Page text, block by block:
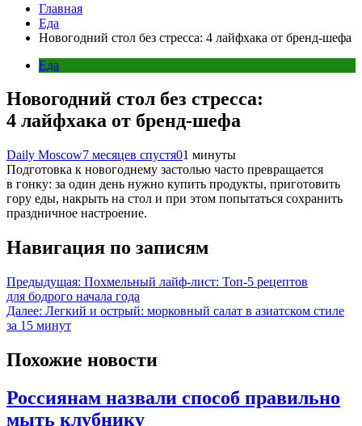
Главная
Еда
Новогодний стол без стресса: 4 лайфхака от бренд-шефа
Еда
Новогодний стол без стресса:
4 лайфхака от бренд-шефа
Daily Moscow7 месяцев спустя01 минуты
Подготовка к новогоднему застолью часто превращается
в гонку: за один день нужно купить продукты, приготовить
гору еды, накрыть на стол и при этом попытаться сохранить
праздничное настроение.
Навигация по записям
Предыдущая: Похмельный лайф-лист: Топ-5 рецептов
для бодрого начала года
Далее: Легкий и острый: морковный салат в азиатском стиле
за 15 минут
Похожие новости
Россиянам назвали способ правильно
мыть клубнику